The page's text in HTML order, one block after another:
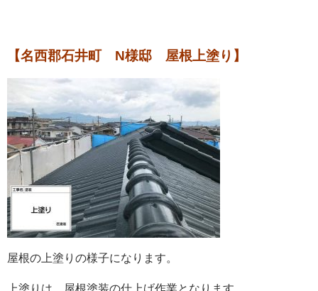
【名西郡石井町 N様邸 屋根上塗り】
屋根の上塗りの様子になります。
上塗りは、屋根塗装の仕上げ作業となります。